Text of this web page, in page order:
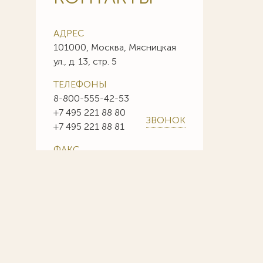
АДРЕС
101000, Москва, Мясницкая
ул., д. 13, стр. 5
ТЕЛЕФОНЫ
8-800-555-42-53
+7 495 221 88 80
+7 495 221 88 81
ЗВОНОК
ФАКС